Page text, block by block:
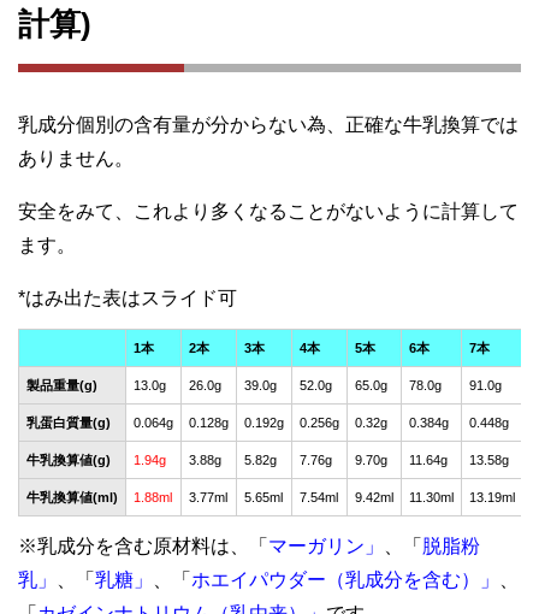
計算)
乳成分個別の含有量が分からない為、正確な牛乳換算では
ありません。
安全をみて、これより多くなることがないように計算して
ます。
1本 2本 3本 4本 5本 6本 7本
製品重量(g) 13.0g 26.0g 39.0g 52.0g 65.0g 78.0g 91.0g
乳蛋白質量(g) 0.064g 0.128g 0.192g 0.256g 0.32g 0.384g 0.448g
牛乳換算値(g) 1.94g 3.88g 5.82g 7.76g 9.70g 11.64g 13.58g
牛乳換算値(ml) 1.88ml 3.77ml 5.65ml 7.54ml 9.42ml 11.30ml 13.19ml
※乳成分を含む原材料は、「 マーガリン」 、「 脱脂粉
乳」
、「 乳糖」 、「 ホエイパウダー（乳成分を含む）」